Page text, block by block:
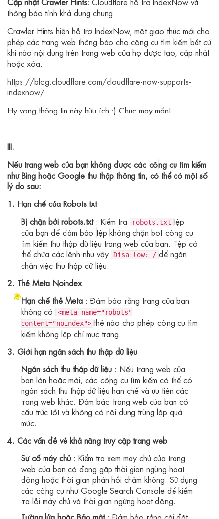
thông báo tính khả dụng chung
Crawler Hints hiện hỗ trợ IndexNow, một giao thức mới cho
phép các trang web thông báo cho công cụ tìm kiếm bất cứ
khi nào nội dung trên trang web của họ được tạo, cập nhật
hoặc xóa.
https://blog.cloudflare.com/cloudflare-now-supports-
indexnow/
Hy vọng thông tin này hữu ích :) Chúc may mắn!
III.
Nếu trang web của bạn không được các công cụ tìm kiếm
như Bing hoặc Google thu thập thông tin, có thể có một số
lý do sau:
1. Hạn chế của Robots.txt
Bị chặn bởi robots.txt : Kiểm tra robots.txt tệp
của bạn để đảm bảo tệp không chặn bot công cụ
tìm kiếm thu thập dữ liệu trang web của bạn. Tệp có
thể chứa các lệnh như vậy
Disallow: / để ngăn
chặn việc thu thập dữ liệu.
2. Thẻ Meta Noindex
Hạn chế thẻ Meta : Đảm bảo rằng trang của bạn
không có
<meta name="robots"
content="noindex"> thẻ nào cho phép công cụ tìm
kiếm không lập chỉ mục trang.
3. Giới hạn ngân sách thu thập dữ liệu
Ngân sách thu thập dữ liệu : Nếu trang web của
bạn lớn hoặc mới, các công cụ tìm kiếm có thể có
ngân sách thu thập dữ liệu hạn chế và ưu tiên các
trang web khác. Đảm bảo trang web của bạn có
cấu trúc tốt và không có nội dung trùng lặp quá
mức.
4. Các vấn đề về khả năng truy cập trang web
Sự cố máy chủ : Kiểm tra xem máy chủ của trang
web của bạn có đang gặp thời gian ngừng hoạt
động hoặc thời gian phản hồi chậm không. Sử dụng
các công cụ như Google Search Console để kiểm
tra lỗi máy chủ và thời gian ngừng hoạt động.
Tường lửa hoặc Bảo mật : Đảm bảo rằng cài đặt